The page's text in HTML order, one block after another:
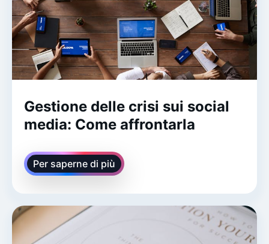
Gestione delle crisi sui social
media: Come affrontarla
Per saperne di più